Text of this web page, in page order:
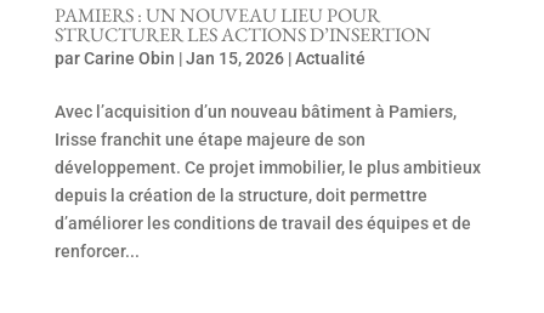
PAMIERS : UN NOUVEAU LIEU POUR
STRUCTURER LES ACTIONS D’INSERTION
parCarine Obin |Jan 15, 2026|Actualité
Avec l’acquisition d’un nouveau bâtiment à Pamiers,
Irisse franchit une étape majeure de son
développement. Ce projet immobilier, le plus ambitieux
depuis la création de la structure, doit permettre
d’améliorer les conditions de travail des équipes et de
renforcer...